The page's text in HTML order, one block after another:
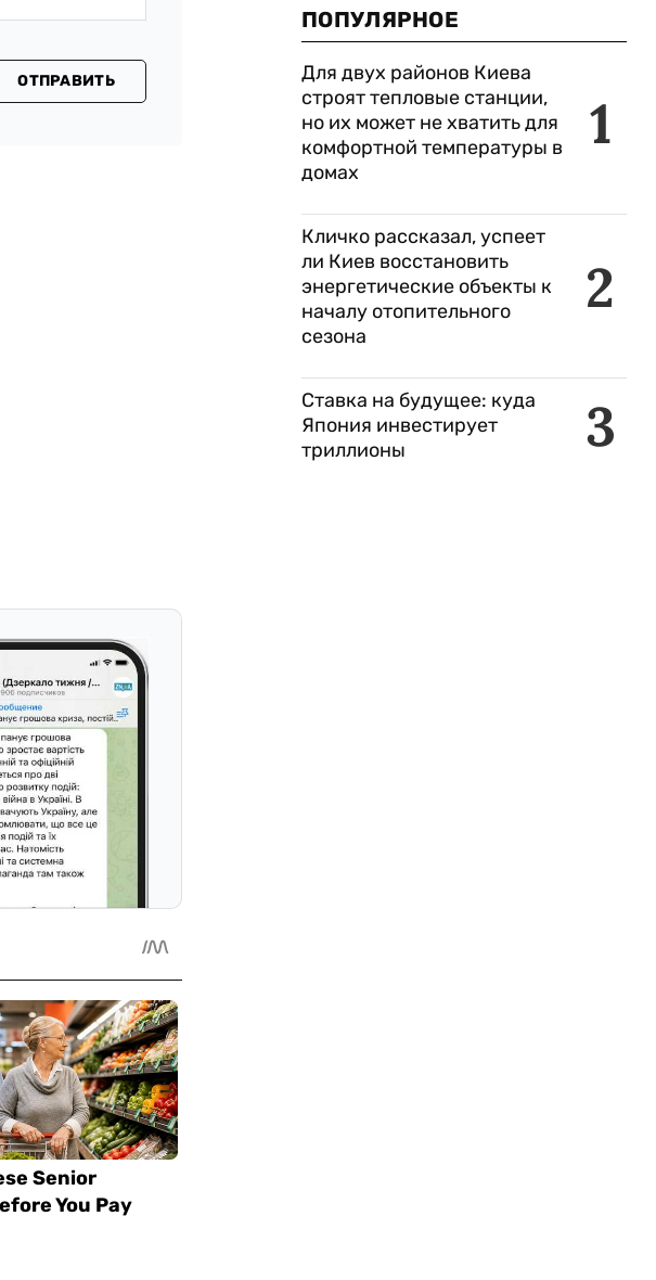
ОТПРАВИТЬ
ПОПУЛЯРНОЕ
1
Для двух районов Киева
строят тепловые станции,
но их может не хватить для
комфортной температуры в
домах
2
Кличко рассказал, успеет
ли Киев восстановить
энергетические объекты к
началу отопительного
сезона
3
Ставка на будущее: куда
Япония инвестирует
триллионы